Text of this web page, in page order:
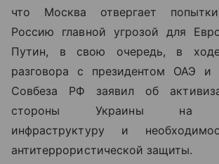
что Москва отвергает попытки
Россию главной угрозой для
Путин, в свою очередь, в ходе
разговора с президентом ОАЭ и
Совбеза РФ заявил об
стороны Украины на
инфраструктуру и
антитеррористической защиты.